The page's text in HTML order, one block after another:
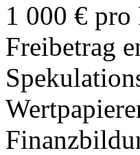
1 000 € pro
Freibetrag